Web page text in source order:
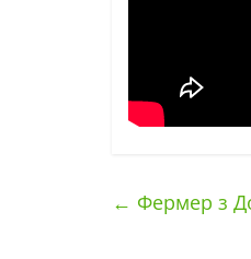
← Фермер з